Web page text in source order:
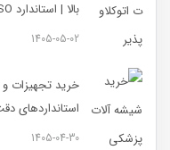
بالا | استاندارد ISO
1405-05-02
خرید تجهیزات
استانداردهای
1405-04-30